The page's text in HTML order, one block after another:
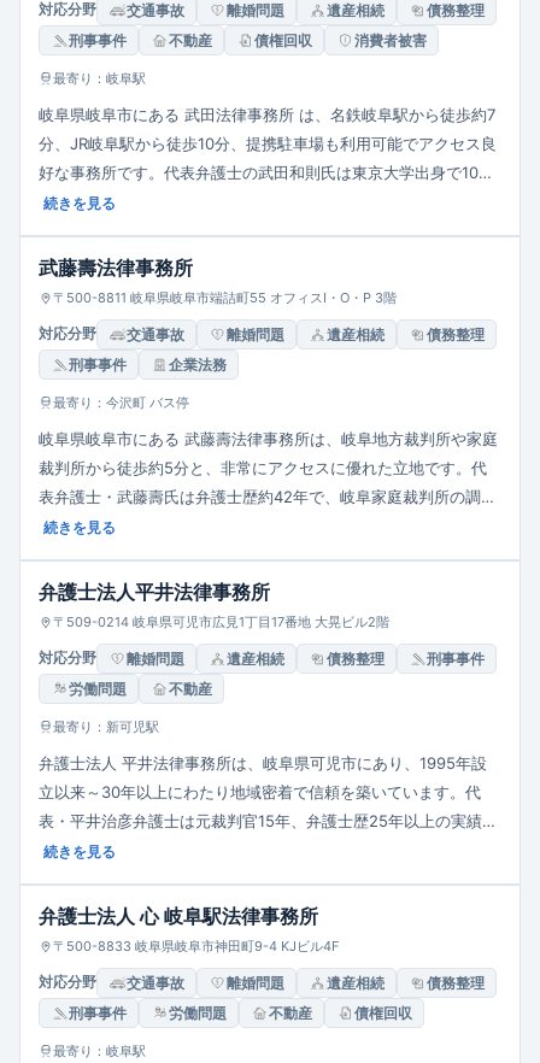
対応分野 交通事故 離婚問題 遺産相続
債務整理
刑事事件
不動産 債権回収 消費者被害
最寄り：岐阜駅
岐阜県岐阜市にある 武田法律事務所 は、名鉄岐阜駅から徒歩約7
分、JR岐阜駅から徒歩10分、提携駐車場も利用可能でアクセス良
好な事務所です。代表弁護士の武田和則氏は東京大学出身で10年
以上の実績があり、離婚・不倫慰謝料をはじめ、交通事故、相
被害など幅広く対応しています。相談は30分5,500円（税込）
で、費用は事前に明確に提示し依頼者の納得を重視。事件の進行
や裁判状況もわかりやすく説明し、紹介なしでも相談可能な親し
みやすい対応を実践しています。豊富な経験と誠実な姿勢で、個
人・法人双方の法的ニーズに応える地域密着型の法律事務所で
す。
続きを見る
武藤壽法律事務所
〒500-8811 岐阜県岐阜市端詰町55 オフィスI・O・P 3階
対応分野 交通事故 離婚問題 遺産相続
債務整理
刑事事件
企業法務
最寄り：今沢町 バス停
岐阜県岐阜市にある 武藤壽法律事務所は、岐阜地方裁判所や家庭
裁判所から徒歩約5分と、非常にアクセスに優れた立地です。代
表弁護士・武藤壽氏は弁護士歴約42年で、岐阜家庭裁判所の調停
委員を10年務めた経験を活かし、特に相続・遺言・離婚・破産・
声を丁寧に聴き、最適な解決策を共に探る姿勢を重視。予約があ
れば平日夜間・土日祝の相談も可能で、地域に根ざした親しみや
すく誠実な対応が特色です。
続きを見る
弁護士法人平井法律事務所
〒509-0214 岐阜県可児市広見1丁目17番地 大晃ビル2階
対応分野 離婚問題 遺産相続 債務整理
刑事事件
労働問題
不動産
最寄り：新可児駅
弁護士法人 平井法律事務所は、岐阜県可児市にあり、1995年設
立以来～30年以上にわたり地域密着で信頼を築いています。代
表・平井治彦弁護士は元裁判官15年、弁護士歴25年以上の実績を
持ち、相続・離婚・債務整理・交通事故・成年後見・労働問題な
視し、依頼者の苦悩に共感した「共感力」や創造的視点による問
題解決を理念とし、秘密厳守と適正な費用提示を重視していま
す。相談は初回30分5,500円（税込）、離婚・相続等については
初回30分無料相談制度もあり、必要に応じて夜間や祝日の対応も
可能です。 行政書士や税理士、司法書士、土地家屋調査士など他
士業と連携した総合サービス体制を構築し、丁寧かつ迅速な法的
続きを見る
弁護士法人 心 岐阜駅法律事務所
〒500-8833 岐阜県岐阜市神田町9-4 KJビル4F
対応分野 交通事故 離婚問題 遺産相続
債務整理
刑事事件
労働問題 不動産 債権回収
最寄り：岐阜駅